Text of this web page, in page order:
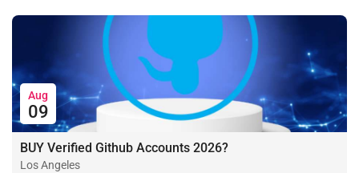
Aug
09
BUY Verified Github Accounts 2026?
Los Angeles